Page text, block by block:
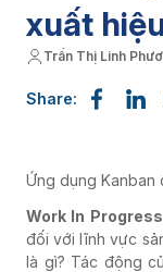
xuất
Trần Thị Linh
Share:
Ứng dụng Kanban
Work In
đối với lĩnh vực
là gì? Tác động